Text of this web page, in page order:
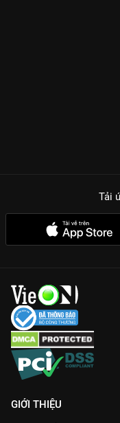
Tải
GIỚI THIỆU